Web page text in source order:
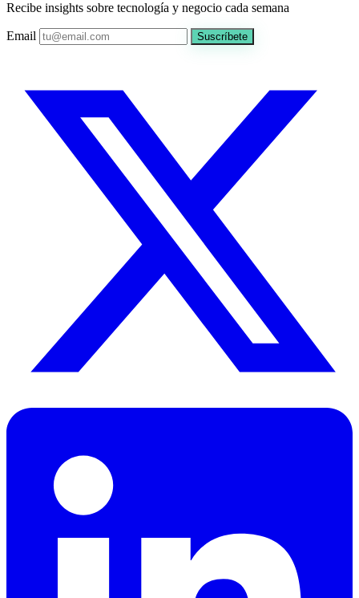
Recibe insights sobre tecnología y negocio cada semana
Email Suscríbete